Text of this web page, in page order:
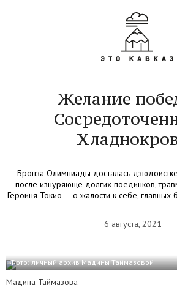
Желание
Бронза Олимпиады досталась
после изнуряюще долгих поединков,
Героиня Токио — о жалости к себе, главных
6 августа, 2021
Фото: личный архив Мадины Таймазовой
Мадина Таймазова